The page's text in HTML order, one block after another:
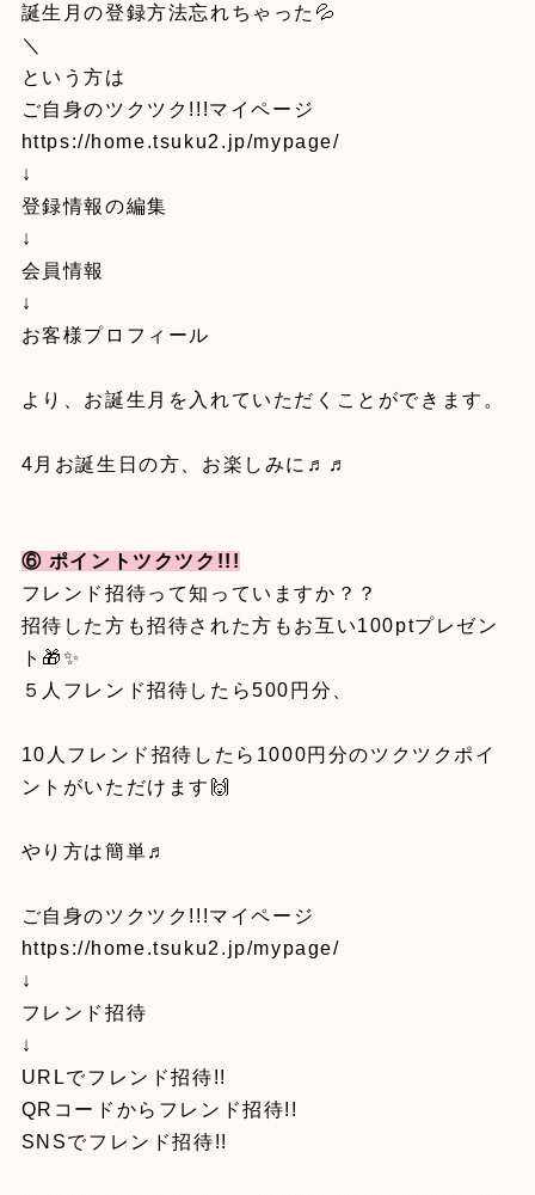
誕生月の登録方法忘れちゃった💦
＼
という方は
ご自身のツクツク!!!マイページ
https://home.tsuku2.jp/mypage/
↓
登録情報の編集
↓
会員情報
↓
お客様プロフィール
より、お誕生月を入れていただくことができます。
4月お誕生日の方、お楽しみに♬♬
⑥ ポイントツクツク!!!
フレンド招待って知っていますか？？
招待した方も招待された方もお互い100ptプレゼン
ト🎁✨
５人フレンド招待したら500円分、
10人フレンド招待したら1000円分のツクツクポイ
ントがいただけます🙌
やり方は簡単♬
ご自身のツクツク!!!マイページ
https://home.tsuku2.jp/mypage/
↓
フレンド招待
↓
URLでフレンド招待!!
QRコードからフレンド招待!!
SNSでフレンド招待!!